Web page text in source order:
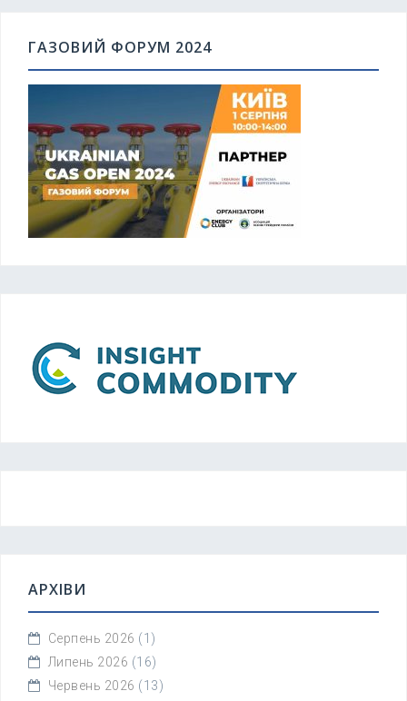
ГАЗОВИЙ ФОРУМ 2024
АРХІВИ
Серпень 2026 (1)
Липень 2026 (16)
Червень 2026 (13)